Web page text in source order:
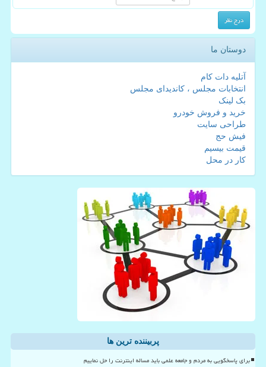
دوستان ما
آتلیه دات کام
انتخابات مجلس ، کاندیدای مجلس
بک لینک
خرید و فروش خودرو
طراحی سایت
فیش حج
قیمت بیسیم
کار در محل
پربیننده ترین ها
برای پاسخگویی به مردم و جامعه علمی باید مساله اینترنت را حل نماییم